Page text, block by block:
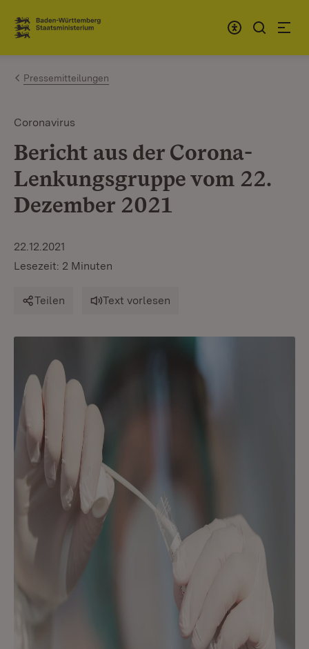
Zum Inhalt springen
Link zur Startseite
Pressemitteilungen
Coronavirus
Bericht aus der Corona-
Lenkungsgruppe vom 22.
Dezember 2021
22.12.2021
Lesezeit: 2 Minuten
Teilen Text vorlesen